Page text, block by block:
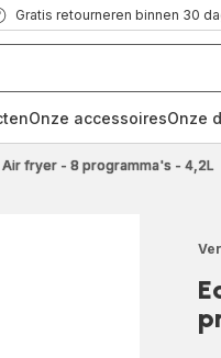
Gratis retourneren binnen 30
Onze accessoiresOnze
Air fryer - 8 programma's - 4,2L